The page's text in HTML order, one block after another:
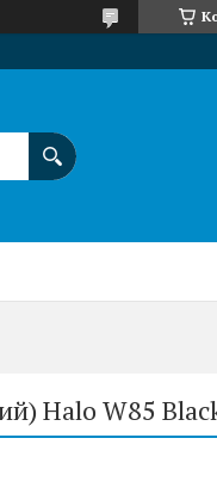
Halo W85